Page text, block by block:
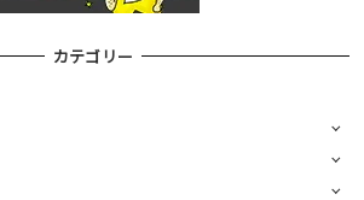
カテゴリー